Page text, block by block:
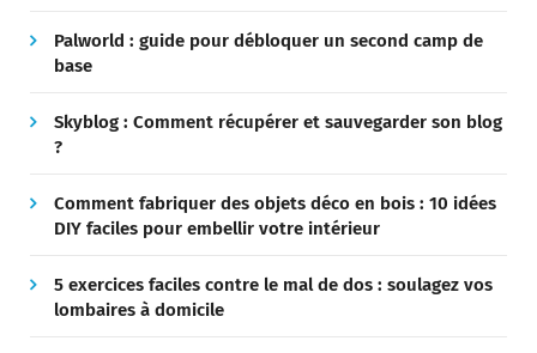
Palworld : guide pour débloquer un second camp de
base
Skyblog : Comment récupérer et sauvegarder son blog
?
Comment fabriquer des objets déco en bois : 10 idées
DIY faciles pour embellir votre intérieur
5 exercices faciles contre le mal de dos : soulagez vos
lombaires à domicile